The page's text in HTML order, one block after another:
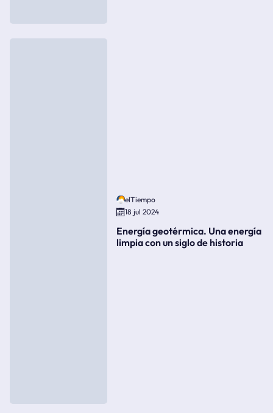
elTiempo
18 jul 2024
Energía geotérmica. Una energía
limpia con un siglo de historia